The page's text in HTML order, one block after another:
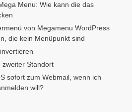
Menu: Wie kann die das
von Megamenu WordPress
die kein Menüpunkt sind
zweiter Standort
sofort zum Webmail, wenn ich
will?